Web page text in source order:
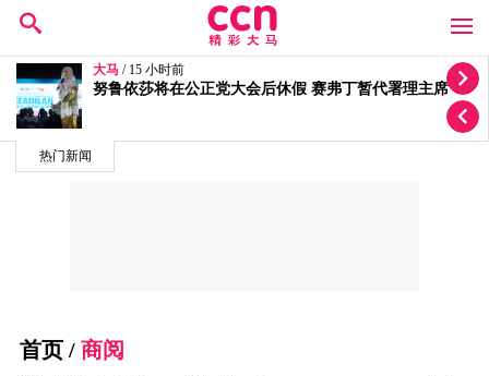
热门新闻
大马 / 18 小时前
质疑选区拨款变成公正党区部基金 李健聪促政府交代
首页 / 商阅